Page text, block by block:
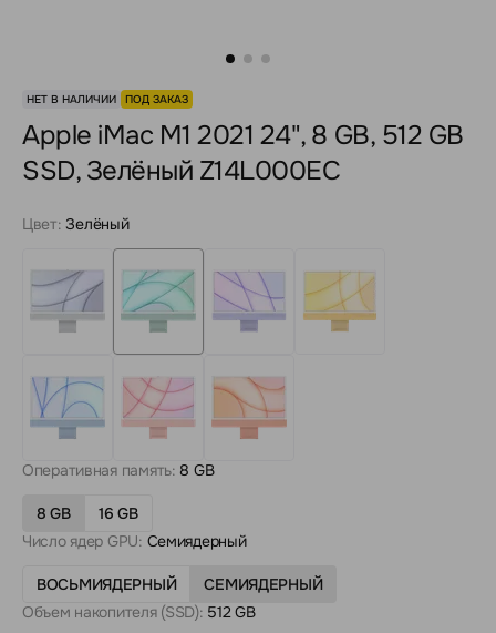
НЕТ В НАЛИЧИИ ПОД ЗАКАЗ
Apple iMac M1 2021 24", 8 GB, 512 GB
SSD, Зелёный Z14L000EC
Цвет: Зелёный
Оперативная память: 8 GB
8 GB
16 GB
Число ядер GPU: Семиядерный
ВОСЬМИЯДЕРНЫЙ
СЕМИЯДЕРНЫЙ
Объем накопителя (SSD): 512 GB